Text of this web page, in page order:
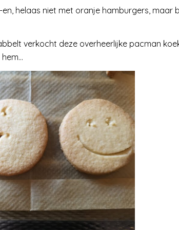
helaas niet met oranje hamburgers, maar
verkocht deze overheerlijke pacman